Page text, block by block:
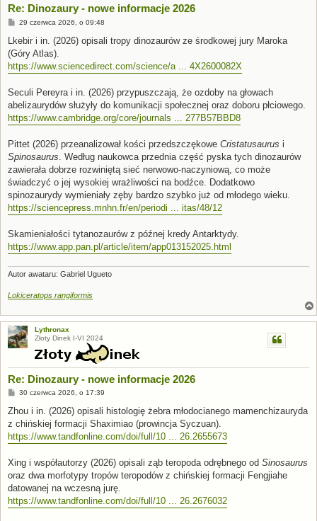
Re: Dinozaury - nowe informacje 2026
P
s
29 czerwca 2026, o 09:48
Lkebir i in. (2026) opisali tropy dinozaurów ze środkowej jury Maroka
(Góry Atlas).
https://www.sciencedirect.com/science/a ... 4X2600082X
Seculi Pereyra i in. (2026) przypuszczają, że ozdoby na głowach
abelizaurydów służyły do komunikacji społecznej oraz doboru płciowego.
https://www.cambridge.org/core/journals ... 277B57BBD8
Pittet (2026) przeanalizował kości przedszczękowe Cristatusaurus i
Spinosaurus . Według naukowca przednia część pyska tych dinozaurów
zawierała dobrze rozwiniętą sieć nerwowo-naczyniową, co może
świadczyć o jej wysokiej wrażliwości na bodźce. Dodatkowo
spinozaurydy wymieniały zęby bardzo szybko już od młodego wieku.
https://sciencepress.mnhn.fr/en/periodi ... itas/48/12
Skamieniałości tytanozaurów z późnej kredy Antarktydy.
https://www.app.pan.pl/article/item/app013152025.html
Autor awataru: Gabriel Ugueto
Lokiceratops rangiformis
Lythronax
Złoty Dinek I-VI 2024
Re: Dinozaury - nowe informacje 2026
P
s
30 czerwca 2026, o 17:39
Zhou i in. (2026) opisali histologię żebra młodocianego mamenchizauryda
z chińskiej formacji Shaximiao (prowincja Syczuan).
https://www.tandfonline.com/doi/full/10 ... 26.2655673
Xing i współautorzy (2026) opisali ząb teropoda odrębnego od Sinosaurus
oraz dwa morfotypy tropów teropodów z chińskiej formacji Fengjiahe
datowanej na wczesną jurę.
https://www.tandfonline.com/doi/full/10 ... 26.2676032